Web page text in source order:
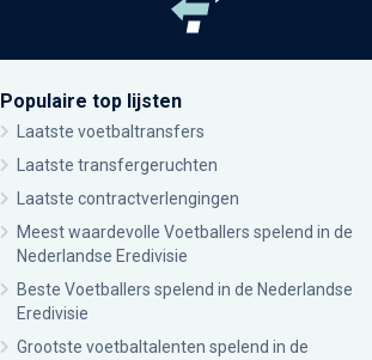
Populaire top lijsten
Laatste voetbaltransfers
Laatste transfergeruchten
Laatste contractverlengingen
Meest waardevolle Voetballers spelend in de
Nederlandse Eredivisie
Beste Voetballers spelend in de Nederlandse
Eredivisie
Grootste voetbaltalenten spelend in de